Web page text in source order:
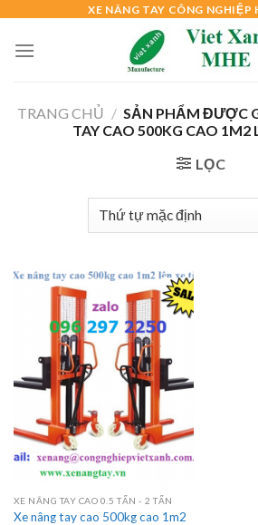
content
XE NÂNG TAY CÔNG NGHIỆP
TRANG CHỦ / SẢN PHẨM ĐƯỢC
TAY CAO 500KG CAO 1M2
LỌC
XE NÂNG TAY CAO 0.5 TẤN - 2 TẤN
Xe nâng tay cao 500kg cao 1m2